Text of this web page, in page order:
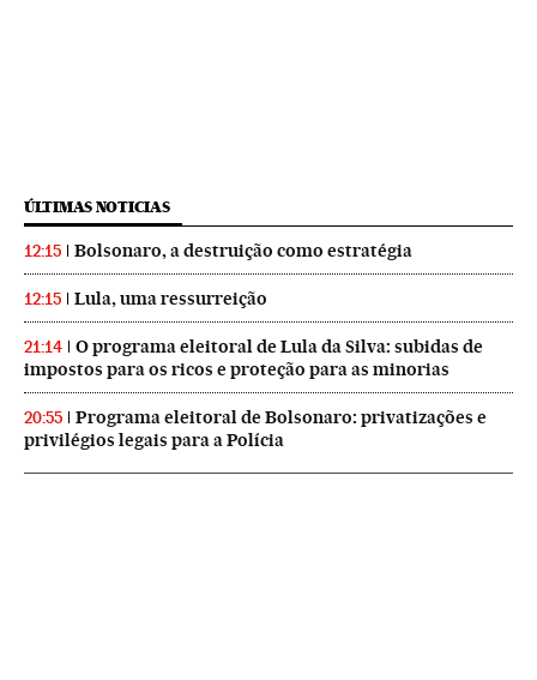
ÚLTIMAS NOTICIAS
12:15 Bolsonaro, a destruição como estratégia
12:15 Lula, uma ressurreição
21:14
O programa eleitoral de Lula da Silva: subidas de
impostos para os ricos e proteção para as minorias
20:55
Programa eleitoral de Bolsonaro: privatizações e
privilégios legais para a Polícia